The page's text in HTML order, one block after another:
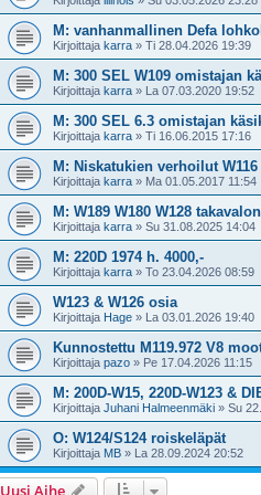
M: vanhanmallinen Defa
Kirjoittaja karra » Ti 28.04.2026 19:39
M: 300 SEL W109 omistajan
Kirjoittaja karra » La 07.03.2020 19:52
M: 300 SEL 6.3 omistajan
Kirjoittaja karra » Ti 16.06.2015 17:16
M: Niskatukien verhoilut
Kirjoittaja karra » Ma 01.05.2017 11:54
M: W189 W180 W128
Kirjoittaja karra » Su 31.08.2025 14:04
M: 220D 1974 h. 4000,-
Kirjoittaja karra » To 23.04.2026 08:59
W123 & W126 osia
Kirjoittaja Hage » La 03.01.2026 19:40
Kunnostettu M119.972 V8
Kirjoittaja pazo » Pe 17.04.2026 11:15
M: 200D-W15, 220D-W123 &
Kirjoittaja Juhani Halmeenmäki » Su
O: W124/S124 roiskeläpät
Kirjoittaja MB » La 28.09.2024 20:52
Uusi Aihe